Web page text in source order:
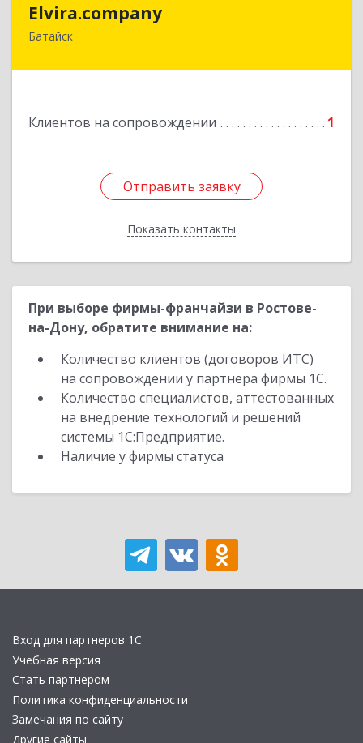
Elvira.company
Батайск
Клиентов на сопровождении 1
Отправить заявку
Показать контакты
Отправить заявку
Назад
При выборе фирмы-франчайзи в Ростове-
на-Дону, обратите внимание на:
Количество клиентов (договоров ИТС)
на сопровождении у партнера фирмы 1С.
Количество специалистов, аттестованных
на внедрение технологий и решений
системы 1С:Предприятие.
Наличие у фирмы статуса
Вход для партнеров 1С
Учебная версия
Стать партнером
Политика конфиденциальности
Замечания по сайту
Другие сайты